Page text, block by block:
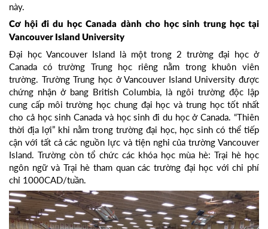
này.
Cơ hội đi du học Canada dành cho học sinh trung học tại
Vancouver Island University
Đại học Vancouver Island là một trong 2 trường đại học ở
Canada có trường Trung học riêng nằm trong khuôn viên
trường. Trường Trung học ở Vancouver Island University được
chứng nhận ở bang British Columbia, là ngôi trường độc lập
cung cấp môi trường học chung đại học và trung học tốt nhất
cho cả học sinh Canada và học sinh đi du học ở Canada. “Thiên
thời địa lợi” khi nằm trong trường đại học, học sinh có thể tiếp
cận với tất cả các nguồn lực và tiện nghi của trường Vancouver
Island. Trường còn tổ chức các khóa học mùa hè: Trại hè học
ngôn ngữ và Trại hè tham quan các trường đại học với chi phí
chỉ 1000CAD/tuần.